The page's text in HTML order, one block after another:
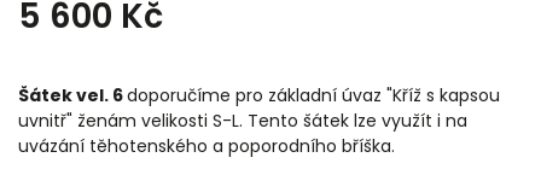
5 600 Kč
Šátek vel. 6doporučíme pro základní úvaz "Kříž s kapsou
uvnitř" ženám velikosti S-L. Tento šátek lze využít i na
uvázání těhotenského a poporodního bříška.